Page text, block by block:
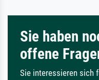
Sie haben
offene
Sie interessieren sich